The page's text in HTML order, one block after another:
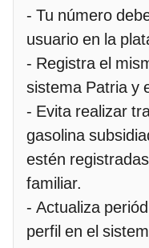
- Tu número
usuario en la
- Registra el
sistema Patria y
- Evita realizar
gasolina
estén
familiar.
- Actualiza
perfil en el